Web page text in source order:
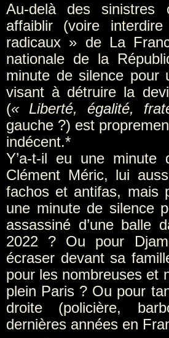
Au-delà des sinistres
affaiblir (voire
radicaux » de La
nationale de la
minute de silence pour
visant à détruire la
(« Liberté, égalité,
gauche ?) est
indécent.*
Y’a-t-il eu une minute
Clément Méric, lui
fachos et antifas, mais
une minute de silence
assassiné d’une balle
2022 ? Ou pour
écraser devant sa
pour les nombreuses et
plein Paris ? Ou pour
droite (policière,
dernières années en